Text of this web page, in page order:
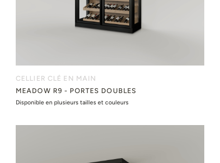
CELLIER CLÉ EN MAIN
MEADOW R9 - PORTES DOUBLES
Disponible en plusieurs tailles et couleurs